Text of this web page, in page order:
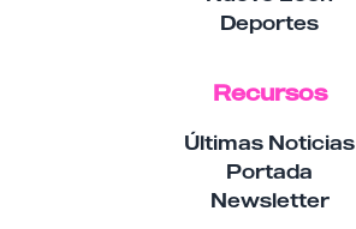
Deportes
Recursos
Últimas Noticias
Portada
Newsletter